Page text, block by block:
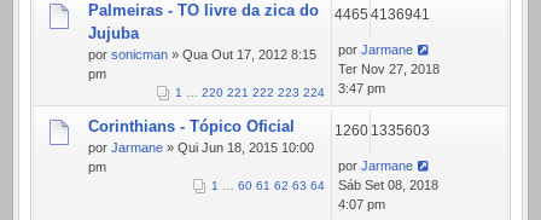
Palmeiras - TO livre da zica do
Jujuba
por sonicman » Qua Out 17, 2012 8:15
pm
1 … 220 221 222 223 224
4465 4136941
por Jarmane
Ter Nov 27, 2018
3:47 pm
Corinthians - Tópico Oficial
por Jarmane » Qui Jun 18, 2015 10:00
pm
1 … 60 61 62 63 64
1260 1335603
por Jarmane
Sáb Set 08, 2018
4:07 pm